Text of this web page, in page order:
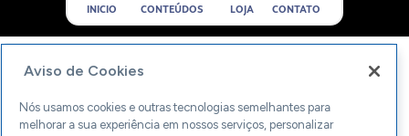
INICIO CONTEÚDOS LOJA CONTATO
Aviso de Cookies
Nós usamos cookies e outras tecnologias semelhantes para
melhorar a sua experiência em nossos serviços, personalizar